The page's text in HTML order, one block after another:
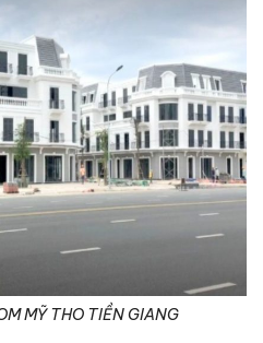
MỸ THO TIỀN GIANG